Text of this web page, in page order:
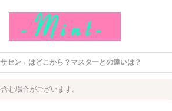
セン」はどこから？マスターとの違いは？
む場合がございます。